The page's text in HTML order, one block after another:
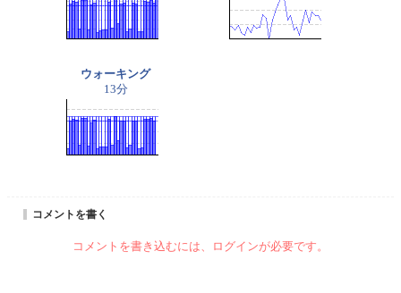
ウォーキング
13分
コメントを書く
コメントを書き込むには、ログインが必要です。